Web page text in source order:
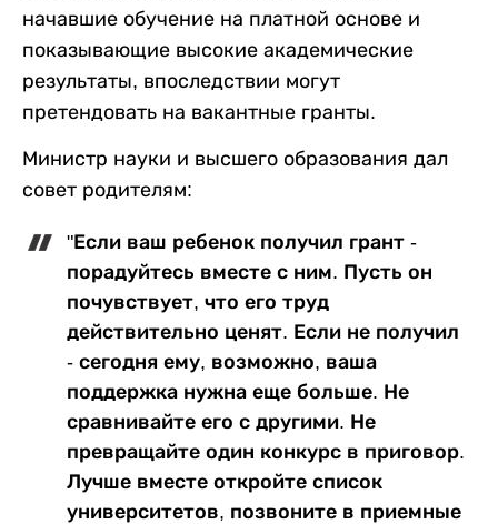
начавшие обучение на платной основе и
показывающие высокие академические
результаты, впоследствии могут
претендовать на вакантные гранты.
Министр науки и высшего образования дал
совет родителям:
"Если ваш ребенок получил грант -
порадуйтесь вместе с ним. Пусть он
почувствует, что его труд
действительно ценят. Если не получил
- сегодня ему, возможно, ваша
поддержка нужна еще больше. Не
сравнивайте его с другими. Не
превращайте один конкурс в приговор.
Лучше вместе откройте список
университетов, позвоните в приемные